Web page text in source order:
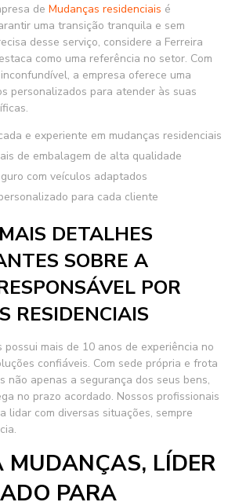
de Mudanças residenciais é
uma transição tranquila e sem
desse serviço, considere a Ferreira
como uma referência no setor. Com
a empresa oferece uma
personalizados para atender às suas
e experiente em mudanças residenciais
de embalagem de alta qualidade
com veículos adaptados
para cada cliente
DETALHES
SOBRE A
POR
RESIDENCIAIS
possui mais de 10 anos de experiência no
confiáveis. Com sede própria e frota
não apenas a segurança dos seus bens,
no prazo acordado. Nossos profissionais
lidar com diversas situações, sempre
MUDANÇAS, LÍDER
PARA